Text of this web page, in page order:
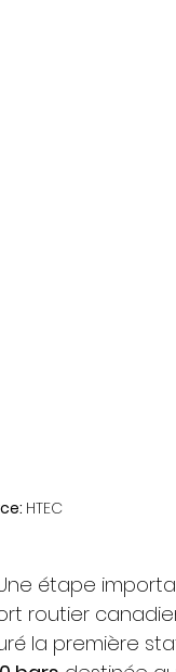
HTEC
étape
routier
la première